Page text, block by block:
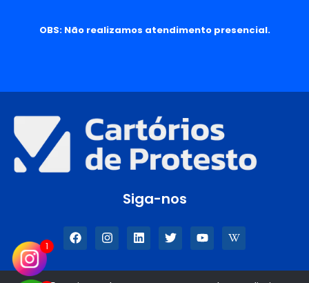
OBS: Não realizamos atendimento presencial.
Siga-nos
1